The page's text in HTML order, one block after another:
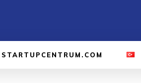
STARTUPCENTRUM.COM